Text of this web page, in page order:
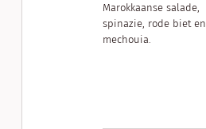
Marokkaanse salade,
spinazie, rode biet en
mechouia.